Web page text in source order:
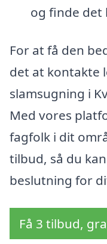
og finde det
For at få den
det at kontakte
slamsugning i
Med vores
fagfolk i dit
tilbud, så du
beslutning for
Få 3 tilbud,